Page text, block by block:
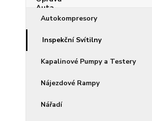
Autokompresory
Inspekční Svítilny
Kapalinové Pumpy a Testery
Nájezdové Rampy
Nářadí